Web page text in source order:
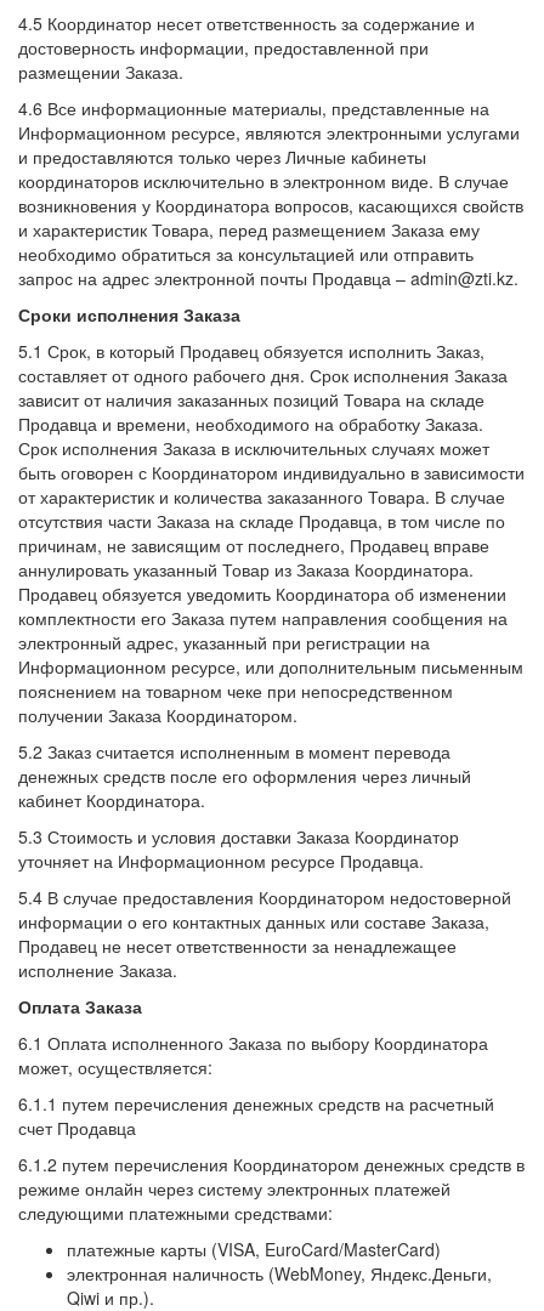
4.5 Координатор несет ответственность за содержание и
достоверность информации, предоставленной при
размещении Заказа.
4.6 Все информационные материалы, представленные на
Информационном ресурсе, являются электронными услугами
и предоставляются только через Личные кабинеты
координаторов исключительно в электронном виде. В случае
возникновения у Координатора вопросов, касающихся свойств
и характеристик Товара, перед размещением Заказа ему
необходимо обратиться за консультацией или отправить
запрос на адрес электронной почты Продавца – admin@zti.kz.
Сроки исполнения Заказа
5.1 Срок, в который Продавец обязуется исполнить Заказ,
составляет от одного рабочего дня. Срок исполнения Заказа
зависит от наличия заказанных позиций Товара на складе
Продавца и времени, необходимого на обработку Заказа.
Срок исполнения Заказа в исключительных случаях может
быть оговорен с Координатором индивидуально в зависимости
от характеристик и количества заказанного Товара. В случае
отсутствия части Заказа на складе Продавца, в том числе по
причинам, не зависящим от последнего, Продавец вправе
аннулировать указанный Товар из Заказа Координатора.
Продавец обязуется уведомить Координатора об изменении
комплектности его Заказа путем направления сообщения на
электронный адрес, указанный при регистрации на
Информационном ресурсе, или дополнительным письменным
пояснением на товарном чеке при непосредственном
получении Заказа Координатором.
5.2 Заказ считается исполненным в момент перевода
денежных средств после его оформления через личный
кабинет Координатора.
5.3 Стоимость и условия доставки Заказа Координатор
уточняет на Информационном ресурсе Продавца.
5.4 В случае предоставления Координатором недостоверной
информации о его контактных данных или составе Заказа,
Продавец не несет ответственности за ненадлежащее
исполнение Заказа.
Оплата Заказа
6.1 Оплата исполненного Заказа по выбору Координатора
может, осуществляется:
6.1.1 путем перечисления денежных средств на расчетный
счет Продавца
6.1.2 путем перечисления Координатором денежных средств в
режиме онлайн через систему электронных платежей
следующими платежными средствами:
платежные карты (VISA, EuroCard/MasterCard)
электронная наличность (WebMoney, Яндекс.Деньги,
Qiwi и пр.).